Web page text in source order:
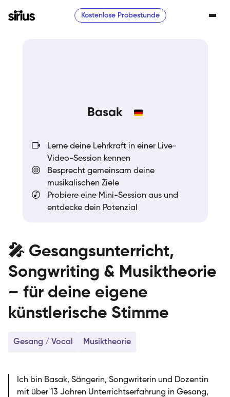
Kostenlose Probestunde
🎤 Gesangsunterricht,
Songwriting & Musiktheorie
– für deine eigene
künstlerische Stimme
Gesang / Vocal Musiktheorie
Ich bin Basak, Sängerin, Songwriterin und Dozentin
mit über 13 Jahren Unterrichtserfahrung in Gesang,
Basak
Lerne deine Lehrkraft in einer Live-
Video-Session kennen
Besprecht gemeinsam deine
musikalischen Ziele
Probiere eine Mini-Session aus und
entdecke dein Potenzial